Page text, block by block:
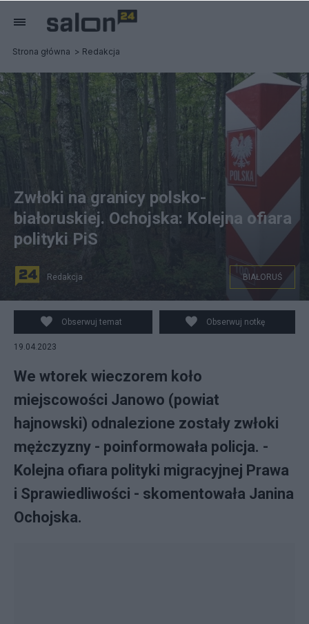
Strona główna Redakcja
Zwłoki na granicy polsko-
białoruskiej. Ochojska: Kolejna ofiara
polityki PiS
Redakcja BIAŁORUŚ
Obserwuj temat Obserwuj notkę
19.04.2023
We wtorek wieczorem koło
miejscowości Janowo (powiat
hajnowski) odnalezione zostały zwłoki
mężczyzny - poinformowała policja. -
Kolejna ofiara polityki migracyjnej Prawa
i Sprawiedliwości - skomentowała Janina
Ochojska.